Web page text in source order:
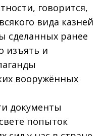
говорится,
вида казней
сделанных ранее
изъять и
вооружённых
документы
попыток